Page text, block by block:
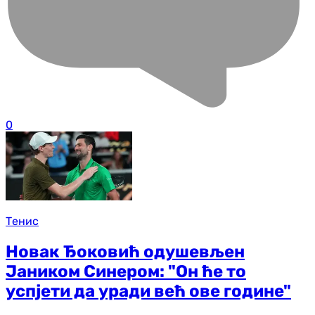
0
Тенис
Новак Ђоковић одушевљен
Јаником Синером: "Он ће то
успјети да уради већ ове године"